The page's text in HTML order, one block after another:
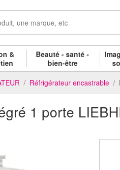
&
Beauté - santé -
bien-être
Réfrigérateur encastrable
1 porte